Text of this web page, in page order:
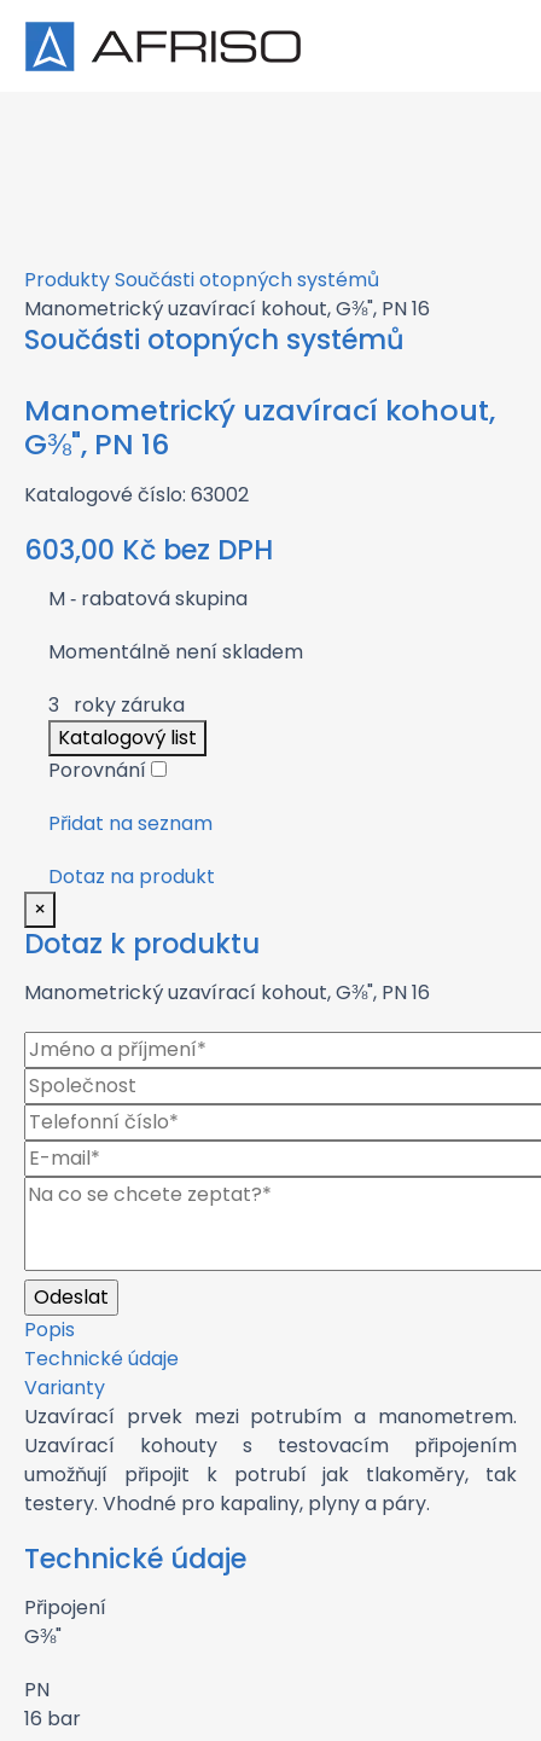
×
ProduktySoučásti otopných systémů
Manometrický uzavírací kohout, G⅜", PN 16
Součásti otopných systémů
Manometrický uzavírací kohout,
G⅜", PN 16
Katalogové číslo: 63002
603,00 Kč bez DPH
M‑ rabatová skupina
Momentálně není skladem
3
roky záruka
Katalogový list
Porovnání
Přidat na seznam
Dotaz na produkt
×
Dotaz k produktu
Manometrický uzavírací kohout, G⅜", PN 16
Popis
Technické údaje
Varianty
Uzavírací prvek mezi potrubím a manometrem.
Uzavírací kohouty s testovacím připojením
umožňují připojit k potrubí jak tlakoměry, tak
testery. Vhodné pro kapaliny, plyny a páry.
Technické údaje
Připojení
G⅜"
PN
16 bar